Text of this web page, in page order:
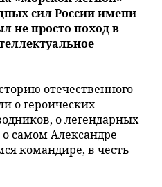
сил России имени
не просто поход в
отечественного
о героических
о легендарных
самом Александре
командире, в честь